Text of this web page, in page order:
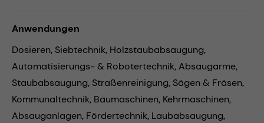
Anwendungen
Dosieren, Siebtechnik, Holzstaubabsaugung,
Automatisierungs- & Robotertechnik,Absaugarme,
Staubabsaugung, Straßenreinigung, Sägen & Fräsen,
Kommunaltechnik, Baumaschinen, Kehrmaschinen,
Absauganlagen, Fördertechnik, Laubabsaugung,